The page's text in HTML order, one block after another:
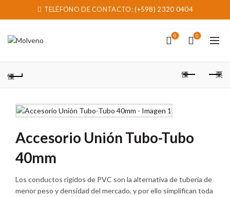
TELÉFONO DE CONTACTO:(+598) 2320 0404
0 0
Accesorio Unión Tubo-Tubo
40mm
Los conductos rígidos de PVC son la alternativa de tubería de
menor peso y densidad del mercado, y por ello simplifican toda